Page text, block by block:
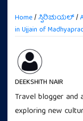
Home/ಸ್ಪಿರಿಚುಯಲ್/
in Ujjain of
DEEKSHITH NAIR
Travel blogger and
exploring new